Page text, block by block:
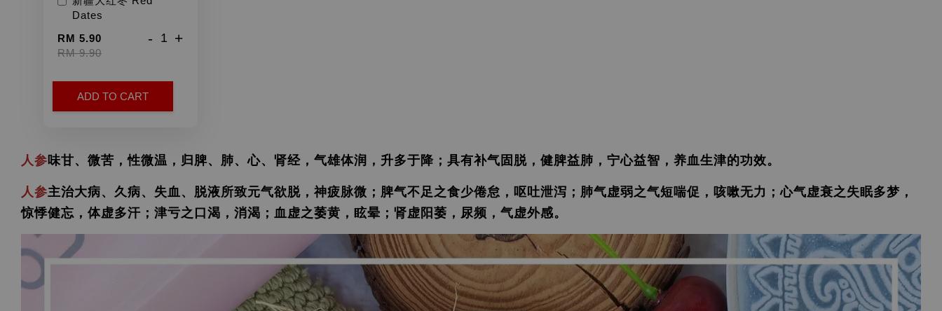
Dates
RM 5.90
RM 9.90
- +
ADD TO CART
人参味甘、微苦，性微温，归脾、肺、心、肾经，气雄体润，升多于降；具有补气固脱，健脾益肺，宁心益智，养血生津的功效。
人参主治大病、久病、失血、脱液所致元气欲脱，神疲脉微；脾气不足之食少倦怠，呕吐泄泻；肺气虚弱之气短喘促，咳嗽无力；心气虚衰之失眠多梦，
惊悸健忘，体虚多汗；津亏之口渴，消渴；血虚之萎黄，眩晕；肾虚阳萎，尿频，气虚外感。